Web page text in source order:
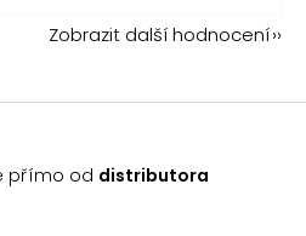
Zobrazit další hodnocení
přímo od distributora